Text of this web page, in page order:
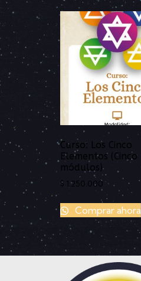
Curso: Los Cinco
Elementos (Cinco
módulos)
$ 1.250.000
Comprar ahora